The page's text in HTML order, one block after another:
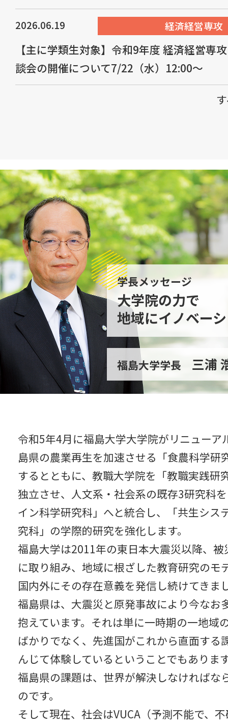
2026.06.19 経済経営専攻
【主に学類生対象】令和9年度 経済経営専
談会の開催について7/22（水）12:00～
学長メッセージ
大学院の力で
地域にイノベー
福島大学学長 三浦
令和5年4月に福島大学大学院がリニューア
島県の農業再生を加速させる「食農科学研
するとともに、教職大学院を「教職実践研
独立させ、人文系・社会系の既存3研究科
イン科学研究科」へと統合し、「共生シス
究科」の学際的研究を強化します。
福島大学は2011年の東日本大震災以降、被
に取り組み、地域に根ざした教育研究のモ
国内外にその存在意義を発信し続けてきま
福島県は、大震災と原発事故により今なお
抱えています。それは単に一時期の一地域
ばかりでなく、先進国がこれから直面する
んじて体験しているということでもありま
福島県の課題は、世界が解決しなければな
のです。
そして現在、社会はVUCA（予測不能で、